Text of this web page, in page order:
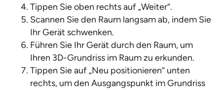
Tippen Sie oben rechts auf „Weiter“.
Scannen Sie den Raum langsam ab, indem Sie
Ihr Gerät schwenken.
Führen Sie Ihr Gerät durch den Raum, um
Ihren 3D-Grundriss im Raum zu erkunden.
Tippen Sie auf „Neu positionieren“ unten
rechts, um den Ausgangspunkt im Grundriss